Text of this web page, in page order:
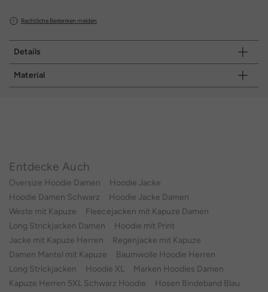
Rechtliche Bedenken melden
Details
Material
Entdecke Auch
Oversize Hoodie Damen
Hoodie Jacke
Hoodie Damen Schwarz
Hoodie Jacke Damen
Weste mit Kapuze
Fleecejacken mit Kapuze Damen
Long Strickjacken Damen
Hoodie mit Print
Jacke mit Kapuze Herren
Regenjacke mit Kapuze
Damen Mantel mit Kapuze
Baumwolle Hoodie Herren
Long Strickjacken
Hoodie XL
Marken Hoodies Damen
Kapuze Herren 5XL Schwarz Hoodie
Hosen Bindeband Blau